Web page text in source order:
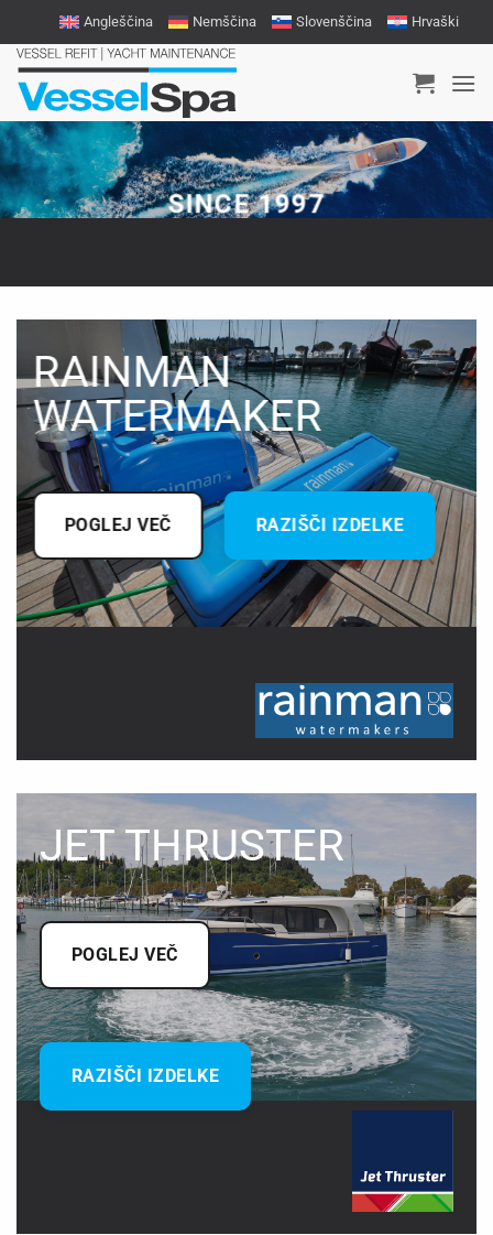
na
vsebino
Angleščina Nemščina Slovenščina Hrvaški
SINCE 1997
RAINMAN
WATERMAKER
POGLEJ VEČ RAZIŠČI IZDELKE
JET THRUSTER
POGLEJ VEČ
RAZIŠČI IZDELKE